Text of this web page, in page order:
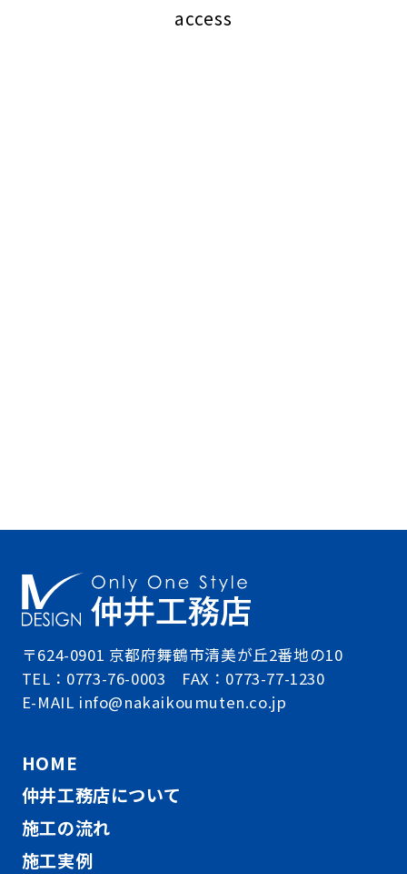
access
〒624-0901 京都府舞鶴市清美が丘2番地の10
TEL：0773-76-0003 FAX：0773-77-1230
E-MAIL info@nakaikoumuten.co.jp
HOME
仲井工務店について
施工の流れ
施工実例